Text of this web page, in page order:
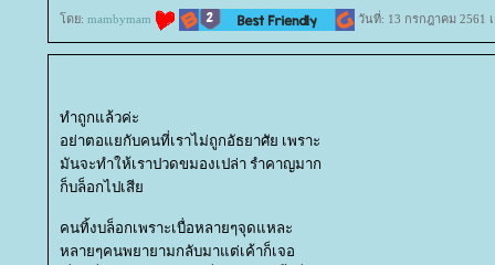
ดย: mambymam วันที่: 13 กรกฎาคม 2561
ทำถูกแล้วค่ะ
อย่าตอแยกับคนที่เราไม่ถูกอัธยาศัย เพราะ
มันจะทำให้เราปวดขมองเปล่า รำคาญมาก
ก็บล็อกไปเสี
คนทิ้งบล็อกเพราะเบื่อหลายๆจุดแหละ
หลายๆคนพยายามกลับมาแต่เค้าก็เจอ